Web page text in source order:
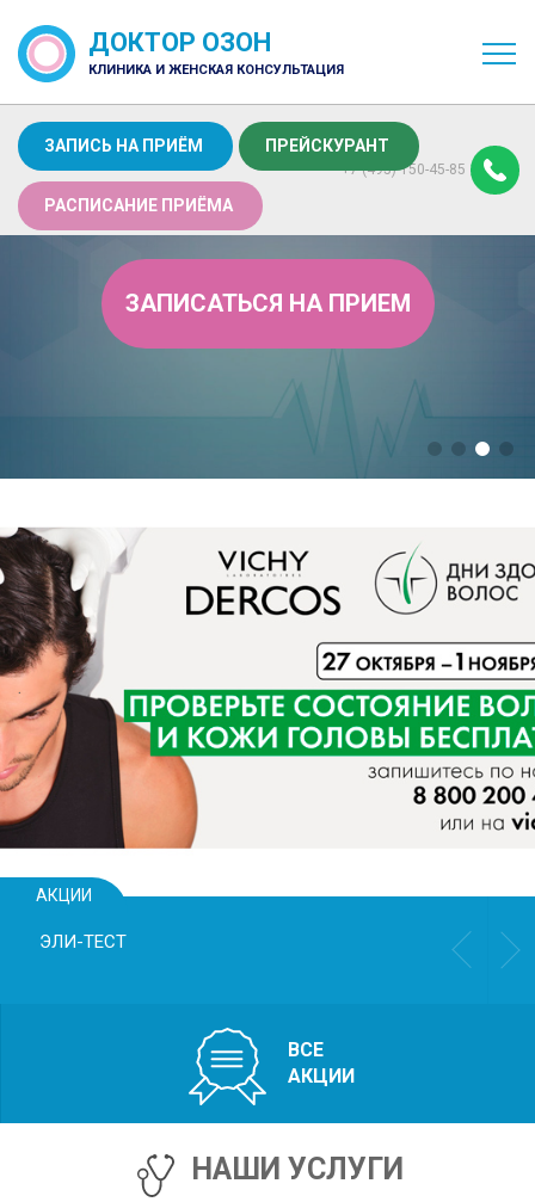
ДОКТОР ОЗОН
КЛИНИКА И ЖЕНСКАЯ КОНСУЛЬТАЦИЯ
ЗАПИСЬ НА ПРИЁМ
РАСПИСАНИЕ ПРИЁМА
ПРЕЙСКУРАНТ
+7 (495) 150-45-85
ЗАПИСАТЬСЯ НА ПРИЕМ
СКРИНИНГ
ПЕРВОГО ТРИМЕСТРА
ASTRAIА
Выявления таких нарушений, как:
• задержка роста плода
• риск преждевременных родов
• риск преэклампсии
• хромосомные аномалии и пороки
АКЦИИ
Пренатальный скрининг первого триместра
ВСЕ
АКЦИИ
НАШИ УСЛУГИ